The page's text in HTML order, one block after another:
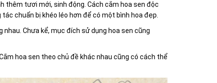
thêm tươi mới, sinh động. Cách cắm hoa sen độc
chuẩn bị khéo léo hơn để có một bình hoa đẹp.
nhau. Chưa kể, mục đích sử dụng hoa sen cũng
hoa sen theo chủ đề khác nhau cũng có cách thể